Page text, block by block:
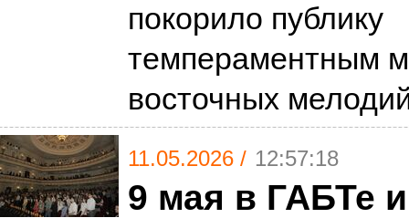
покорило публику
темпераментным
восточных
11.05.2026 / 12:57:18
9 мая в ГАБТе